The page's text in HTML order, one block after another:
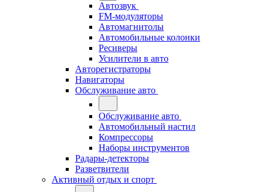
Автозвук
FM-модуляторы
Автомагнитолы
Автомобильные колонки
Ресиверы
Усилители в авто
Авторегистраторы
Навигаторы
Обслуживание авто
Обслуживание авто
Автомобильный настил
Компрессоры
Наборы инструментов
Радары-детекторы
Разветвители
Активный отдых и спорт